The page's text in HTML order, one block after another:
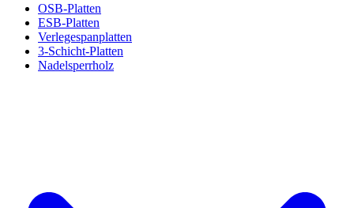
OSB-Platten
ESB-Platten
Verlegespanplatten
3-Schicht-Platten
Nadelsperrholz